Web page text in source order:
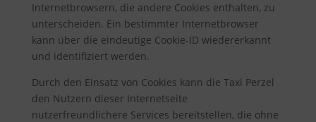
Internetbrowsern, die andere Cookies enthalten, zu
unterscheiden. Ein bestimmter Internetbrowser
kann über die eindeutige Cookie-ID wiedererkannt
und identifiziert werden.
Durch den Einsatz von Cookies kann die Taxi Perzel
den Nutzern dieser Internetseite
nutzerfreundlichere Services bereitstellen, die ohne